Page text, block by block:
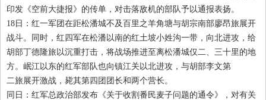
印发《空前大捷报》的传单，对击落敌机的部队予以通报表扬。
18 日：红一军团在距松潘城不及百里之羊角塘与胡宗南部廖昂旅展开
战斗。同时，红四军在松潘以南的红土坡小姓沟一带，向北进攻，给
胡部丁德隆旅以沉重打击，将战场推进至离松潘城仅二、三十里的地
方。岷江以东的红军部队也向镇江关以北进攻，与胡部李文第
二旅展开激战，毙其第四团团长和两个营长。
同日：红军总政治部发布《关于收割番民麦子问题的通令》，对有关